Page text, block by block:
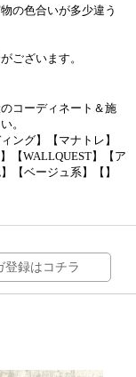
の色合いが多少違う
ございます。
コーディネート＆施
。
ング】【マナトレ】
【WALLQUEST】【ア
【ベージュ系】【】
登録はコチラ